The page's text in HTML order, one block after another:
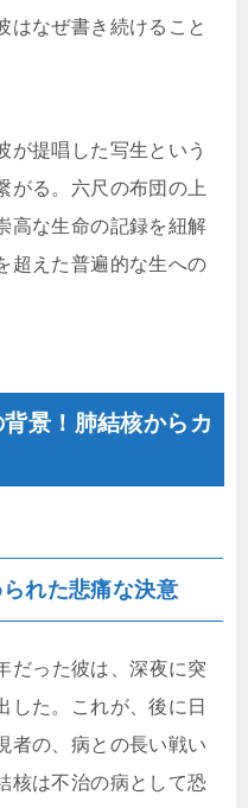
はなぜ書き続けること
が提唱した写生という
がる。六尺の布団の上
高な生命の記録を紐解
超えた普遍的な生への
景！肺結核からカ
れた悲痛な決意
だった彼は、深夜に突
した。これが、後に日
者の、病との長い戦い
核は不治の病として恐